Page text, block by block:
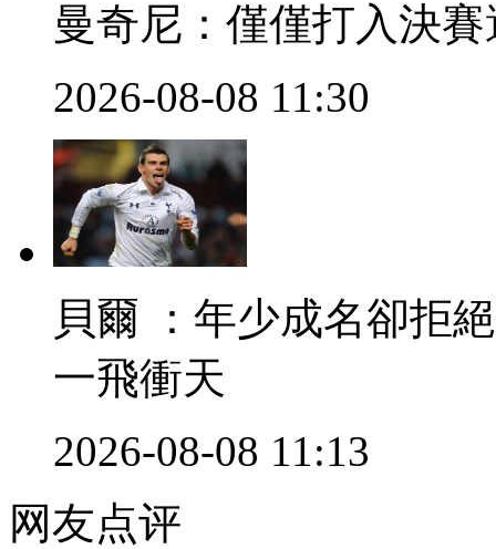
曼奇尼：僅僅打入
2026-08-08 11:30
貝爾 ：年少成名卻
一飛衝天
2026-08-08 11:13
网友点评